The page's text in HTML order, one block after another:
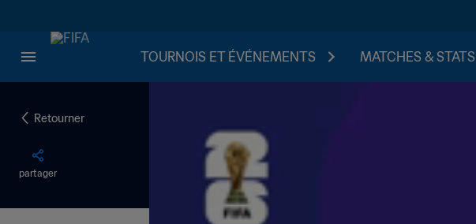
TOURNOIS ET ÉVÉNEMENTS MATCHES & STATS
Retourner
partager